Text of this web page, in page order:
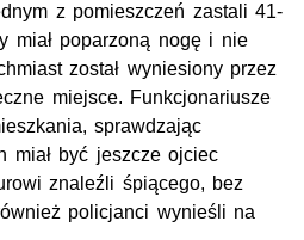
z pomieszczeń zastali 41-
miał poparzoną nogę i nie
został wyniesiony przez
miejsce. Funkcjonariusze
sprawdzając
miał być jeszcze ojciec
znaleźli śpiącego, bez
policjanci wynieśli na